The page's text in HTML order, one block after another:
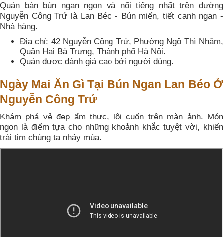
Quán bán bún ngan ngon và nổi tiếng nhất trên đường
Nguyễn Công Trứ là Lan Béo - Bún miến, tiết canh ngan -
Nhà hàng.
Địa chỉ: 42 Nguyễn Công Trứ, Phường Ngô Thì Nhậm,
Quận Hai Bà Trưng, Thành phố Hà Nội.
Quán được đánh giá cao bởi người dùng.
Ngày Mai Ăn Gì Tại Bún Ngan Lan Béo Ở
Nguyễn Công Trứ
Khám phá vẻ đẹp ẩm thực, lôi cuốn trên màn ảnh. Món
ngon là điểm tựa cho những khoảnh khắc tuyệt vời, khiến
trái tim chúng ta nhảy múa.